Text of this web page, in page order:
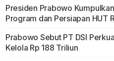
Presiden Prabowo
Program dan Persiapan HUT
Prabowo Sebut PT DSI
Kelola Rp 188 Triliun